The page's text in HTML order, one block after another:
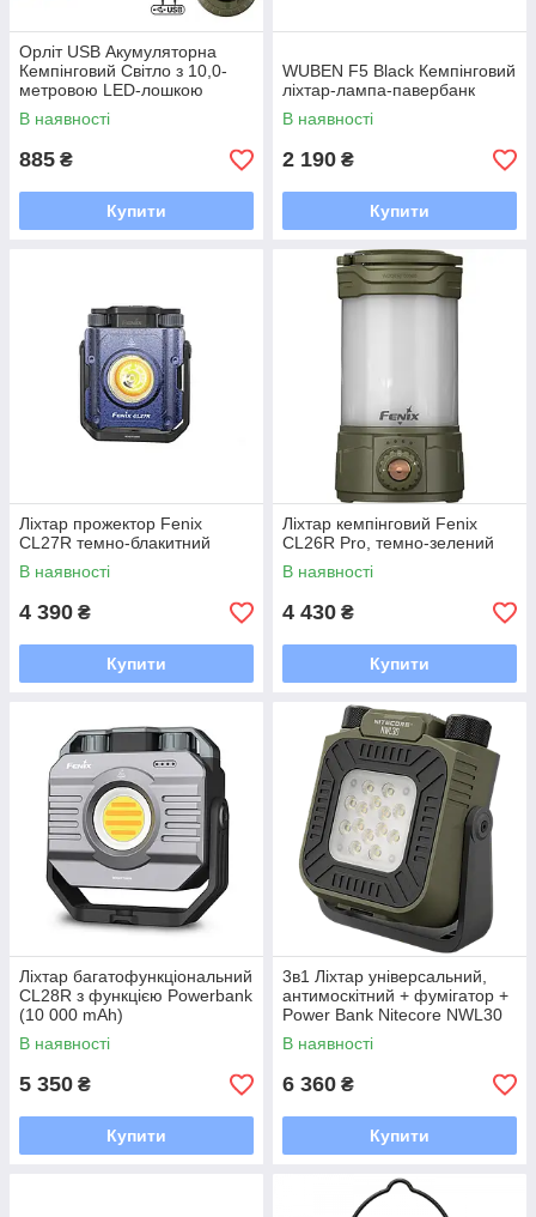
Орліт USB Акумуляторна
Кемпінговий Світло з 10,0-
метровою LED-лошкою
В наявності
885 ₴
Купити
WUBEN F5 Black Кемпінговий
ліхтар-лампа-павербанк
В наявності
2 190 ₴
Купити
Ліхтар прожектор Fenix
CL27R темно-блакитний
В наявності
4 390 ₴
Купити
Ліхтар кемпінговий Fenix
CL26R Pro, темно-зелений
В наявності
4 430 ₴
Купити
Ліхтар багатофункціональний
CL28R з функцією Powerbank
(10 000 mAh)
В наявності
5 350 ₴
Купити
3в1 Ліхтар універсальний,
антимоскітний + фумігатор +
Power Bank Nitecore NWL30
(магніт, USB-C 18000 мА·год)
В наявності
6 360 ₴
Купити